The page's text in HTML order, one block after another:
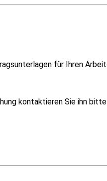
für Ihren
kontaktieren Sie ihn